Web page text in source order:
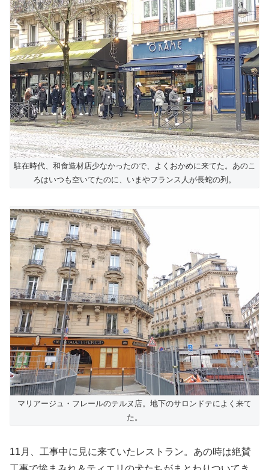
駐在時代、和食造材店少なかったので、よくおかめに来てた。あのこ
ろはいつも空いてたのに、いまやフランス人が長蛇の列。
マリアージュ・フレールのテルヌ店。地下のサロンドテによく来て
た。
11月、工事中に見に来ていたレストラン。あの時は絶賛